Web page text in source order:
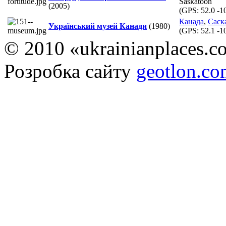
(2005)
(GPS: 52.0 -
Український музей Канади (1980)
Канада,
(GPS: 52.1 -
© 2010
Розробка сайту